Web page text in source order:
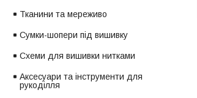
Тканини та мереживо
Сумки-шопери під вишивку
Схеми для вишивки нитками
Аксесуари та інструменти для
рукоділля